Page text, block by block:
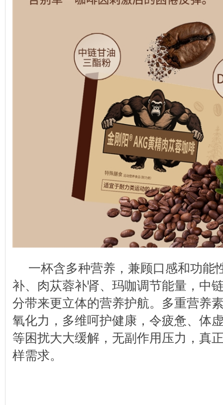
一杯含多种营养，兼顾口感和功能
补、肉苁蓉补肾、玛咖调节能量，中
分带来更立体的营养护航。多重营养
氧化力，多维呵护健康，令疲惫、体
等困扰大大缓解，无副作用压力，真
样需求。